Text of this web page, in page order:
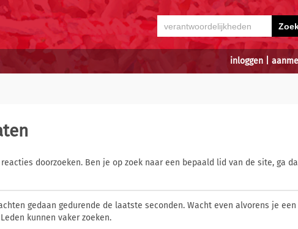
inloggen
doorzoeken. Ben je op zoek naar een bepaald lid van de site, ga
gedaan gedurende de laatste seconden. Wacht even alvorens je
kunnen vaker zoeken.